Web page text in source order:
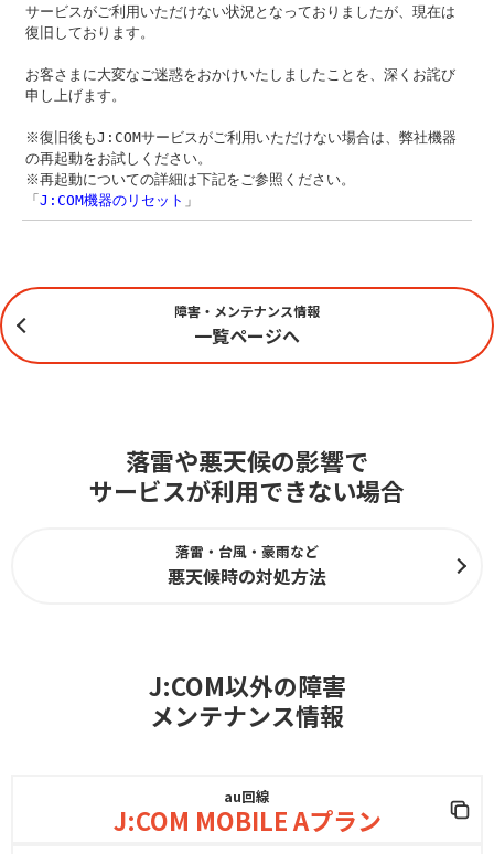
サービスがご利用いただけない状況となっておりましたが、現在は
復旧しております。
お客さまに大変なご迷惑をおかけいたしましたことを、深くお詫び
申し上げます。
※復旧後もJ:COMサービスがご利用いただけない場合は、弊社機器
の再起動をお試しください。
※再起動についての詳細は下記をご参照ください。
「 J:COM機器のリセット 」
障害・メンテナンス情報
一覧ページへ
落雷や悪天候の影響で
サービスが利用できない場合
落雷・台風・豪雨など
悪天候時の対処方法
J:COM以外の障害
メンテナンス情報
au回線
J:COM MOBILE Aプラン